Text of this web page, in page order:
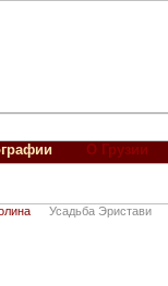
О Грузии
Усадьба Эристави